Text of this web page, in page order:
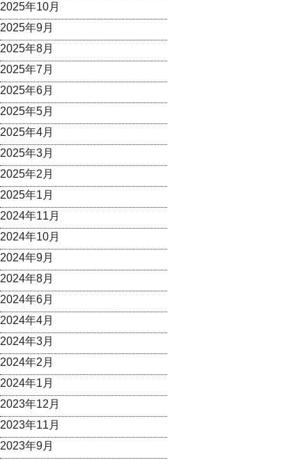
2025年10月
2025年9月
2025年8月
2025年7月
2025年6月
2025年5月
2025年4月
2025年3月
2025年2月
2025年1月
2024年11月
2024年10月
2024年9月
2024年8月
2024年6月
2024年4月
2024年3月
2024年2月
2024年1月
2023年12月
2023年11月
2023年9月